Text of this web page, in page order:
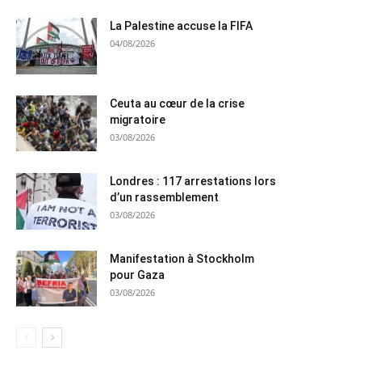
La Palestine accuse la FIFA
04/08/2026
Ceuta au cœur de la crise
migratoire
03/08/2026
Londres : 117 arrestations lors
d’un rassemblement
03/08/2026
Manifestation à Stockholm
pour Gaza
03/08/2026